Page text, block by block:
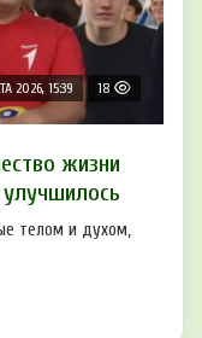
2026, 15:39 18
жизни
телом и духом,